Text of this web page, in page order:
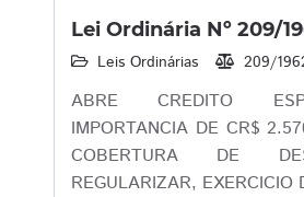
Lei Ordinária Nº 209/
Leis Ordinárias 209/
ABRE CREDITO
IMPORTANCIA DE CR$
COBERTURA DE
REGULARIZAR, EXERCICIO